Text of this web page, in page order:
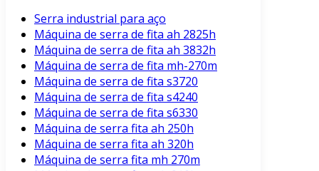
Serra industrial para aço
Máquina de serra de fita ah 2825h
Máquina de serra de fita ah 3832h
Máquina de serra de fita mh-270m
Máquina de serra de fita s3720
Máquina de serra de fita s4240
Máquina de serra de fita s6330
Máquina de serra fita ah 250h
Máquina de serra fita ah 320h
Máquina de serra fita mh 270m